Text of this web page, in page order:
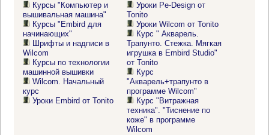
Курсы "Компьютер и
вышивальная машина"
Курсы "Embird для
начинающих"
Шрифты и надписи в
Wilcom
Курсы по технологии
машинной вышивки
Wilcom. Начальный
курс
Уроки Embird от Tonito
Уроки Pe-Design от
Tonito
Уроки Wilcom от Tonito
Курс " Акварель.
Трапунто. Стежка. Мягкая
игрушка в Embird Studio"
от Tonito
Курс
"Акварель+трапунто в
программе Wilcom"
Курс "Витражная
техника". "Тиснение по
коже" в программе
Wilcom